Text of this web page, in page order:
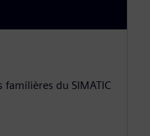
du SIMATIC